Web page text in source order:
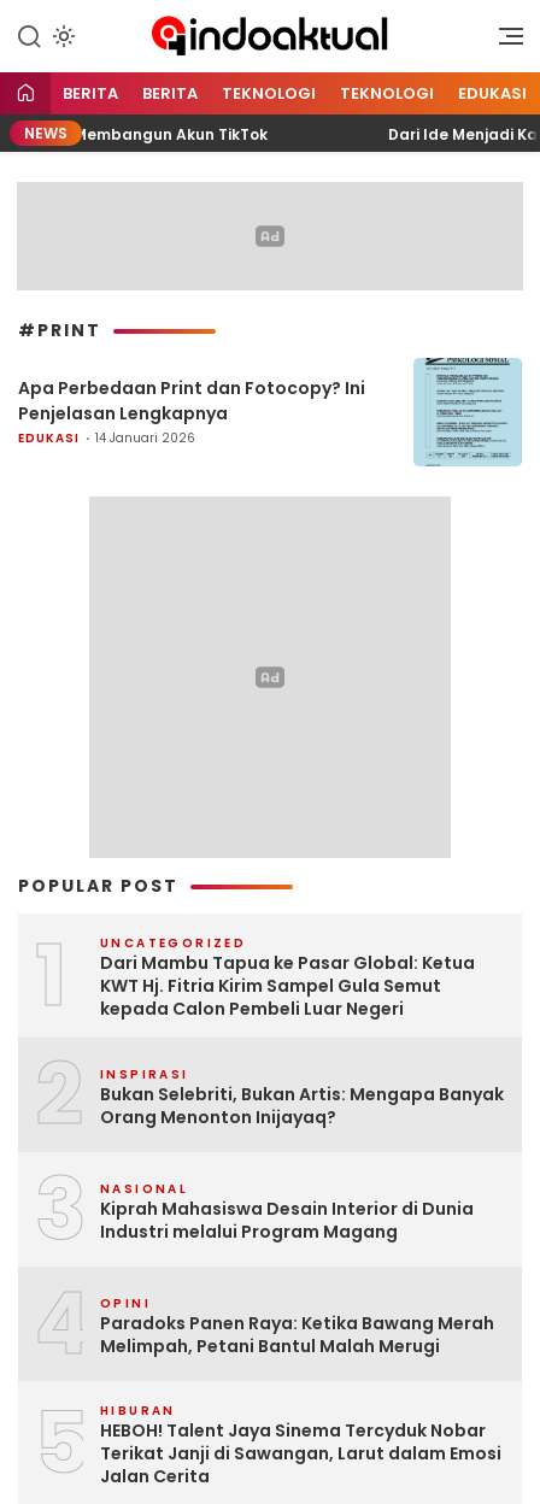
Indoaktual
Indonesia Aktual
BERITA BERITA TEKNOLOGI TEKNOLOGI EDUKASI
NEWSMembangun Akun TikTok Dari Ide Menjadi
#PRINT
Apa Perbedaan Print dan Fotocopy? Ini
Penjelasan Lengkapnya
EDUKASI 14 Januari 2026
POPULAR POST
1 UNCATEGORIZED
Dari Mambu Tapua ke Pasar Global: Ketua
KWT Hj. Fitria Kirim Sampel Gula Semut
kepada Calon Pembeli Luar Negeri
2 INSPIRASI
Bukan Selebriti, Bukan Artis: Mengapa Banyak
Orang Menonton Inijayaq?
3 NASIONAL
Kiprah Mahasiswa Desain Interior di Dunia
Industri melalui Program Magang
4 OPINI
Paradoks Panen Raya: Ketika Bawang Merah
Melimpah, Petani Bantul Malah Merugi
5 HIBURAN
HEBOH! Talent Jaya Sinema Tercyduk Nobar
Terikat Janji di Sawangan, Larut dalam Emosi
Jalan Cerita